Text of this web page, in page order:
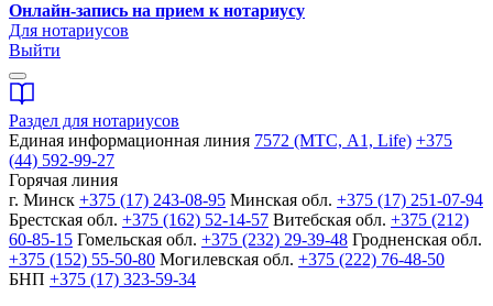
Онлайн-запись на прием к нотариусу
Для нотариусов
Выйти
Раздел для нотариусов
Единая информационная линия 7572 (МТС, A1, Life) +375
(44) 592-99-27
Горячая линия
г. Минск +375 (17) 243-08-95 Минская обл. +375 (17) 251-07-94
Брестская обл. +375 (162) 52-14-57 Витебская обл. +375 (212)
60-85-15 Гомельская обл. +375 (232) 29-39-48 Гродненская обл.
+375 (152) 55-50-80 Могилевская обл. +375 (222) 76-48-50
БНП +375 (17) 323-59-34